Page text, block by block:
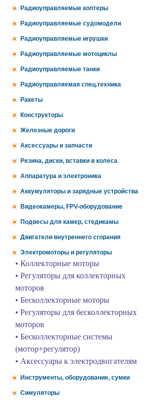
Радиоуправляемые коптеры
Радиоуправляемые судомодели
Радиоуправляемые игрушки
Радиоуправляемые мотоциклы
Радиоуправляемые танки
Радиоуправляемая спец.техника
Ракеты
Конструкторы
Железные дороги
Аксессуары и запчасти
Резина, диски, вставки в колеса
Аппаратура и электроника
Аккумуляторы и зарядные устройства
Видеокамеры, FPV-оборудование
Подвесы для камер, стедикамы
Двигатели внутреннего сгорания
Электромоторы и регуляторы
• Коллекторные моторы
• Регуляторы для коллекторных
моторов
• Бесколлекторные моторы
• Регуляторы для бесколлекторных
моторов
• Бесколлекторные системы
(мотор+регулятор)
• Аксессуары к электродвигателям
Инструменты, оборудование, сумки
Симуляторы